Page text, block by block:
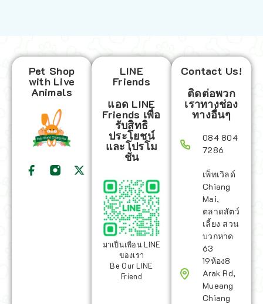
Pet Shop
with Live
Animals
LINE
Friends
แอด LINE
Friends เพื่อ
รับสิทธิ
ประโยชน์
และโปรโม
ชั่น
มาเป็นเพื่อน LINE
ของเรา
Be Our LINE
Friend
Contact Us!
ติดต่อพวก
เราทางช่อง
ทางอื่นๆ
084 804
7286
เพ็ทเวิลด์
Chiang
Mai,
ตลาดสัตว์
เลี้ยง สวน
บวกหาด
63
19ห้อง8
Arak Rd,
Mueang
Chiang